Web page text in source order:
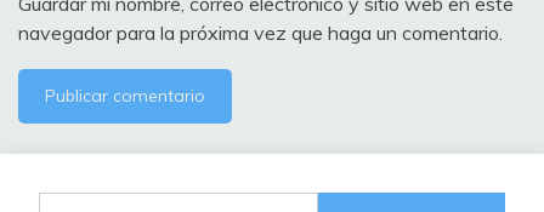
navegador para la próxima vez que haga un comentario.